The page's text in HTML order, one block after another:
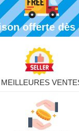
offerte dès
MEILLEURES